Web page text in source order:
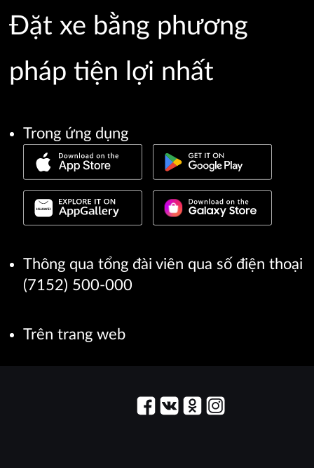
Đặt xe bằng phương
pháp tiện lợi nhất
Trong ứng dụng
Thông qua tổng đài viên qua số điện thoại
(7152) 500-000
Trên trang web